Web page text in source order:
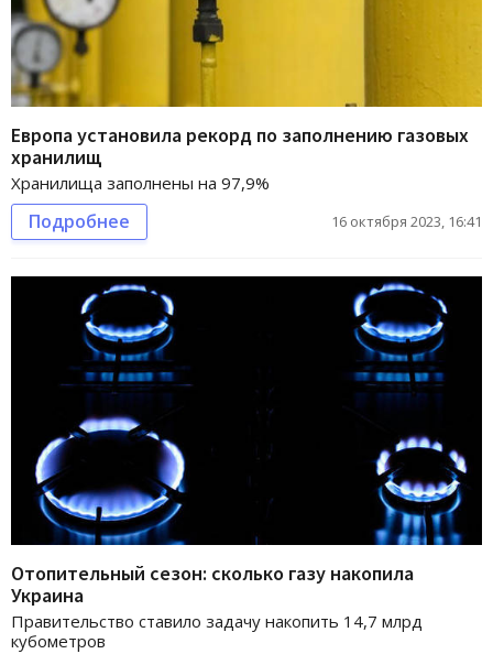
Европа установила рекорд по заполнению газовых
хранилищ
Хранилища заполнены на 97,9%
Подробнее 16 октября 2023, 16:41
Отопительный сезон: сколько газу накопила
Украина
Правительство ставило задачу накопить 14,7 млрд
кубометров